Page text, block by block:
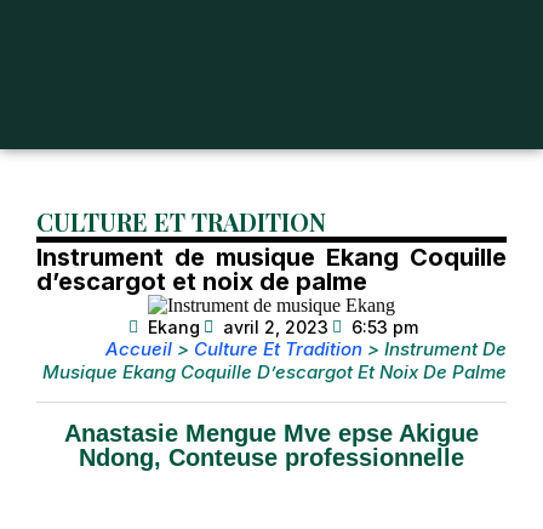
CULTURE ET TRADITION
Instrument de musique Ekang Coquille
d’escargot et noix de palme
Ekang avril 2, 2023 6:53 pm
Accueil > Culture Et Tradition > Instrument De
Musique Ekang Coquille D’escargot Et Noix De Palme
Anastasie Mengue Mve epse Akigue
Ndong, Conteuse professionnelle